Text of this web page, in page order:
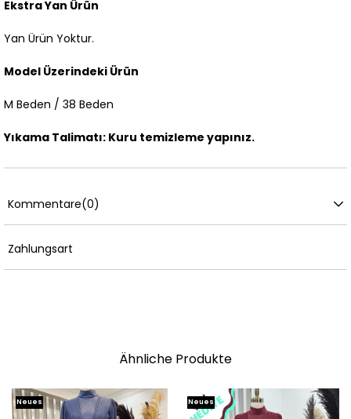
Ekstra Yan Ürün
Yan Ürün Yoktur.
Model Üzerindeki Ürün
M Beden / 38 Beden
Yıkama Talimatı: Kuru temizleme yapınız.
Kommentare(0)
Zahlungsart
Ähnliche Produkte
Neues
Produkt
Neues
Produkt